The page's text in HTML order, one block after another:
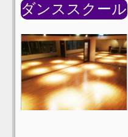
ダンススクール